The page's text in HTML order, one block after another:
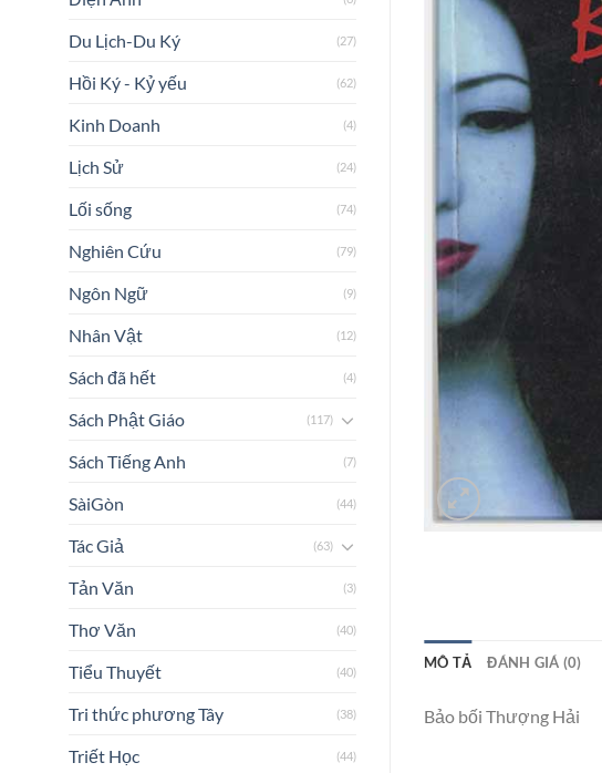
Du Lịch-Du Ký (27)
Hồi Ký - Kỷ yếu (62)
Kinh Doanh (4)
Lịch Sử (24)
Lối sống (74)
Nghiên Cứu (79)
Ngôn Ngữ (9)
Nhân Vật (12)
Sách đã hết (4)
Sách Phật Giáo (117)
Sách Tiếng Anh (7)
SàiGòn (44)
Tác Giả (63)
Tản Văn (3)
Thơ Văn (40)
Tiểu Thuyết (40)
Tri thức phương Tây (38)
Triết Học (44)
MÔ TẢ ĐÁNH GIÁ (0)
Bảo bối Thượng Hải